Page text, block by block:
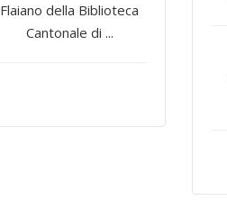
Flaiano della Biblioteca
Cantonale di ...